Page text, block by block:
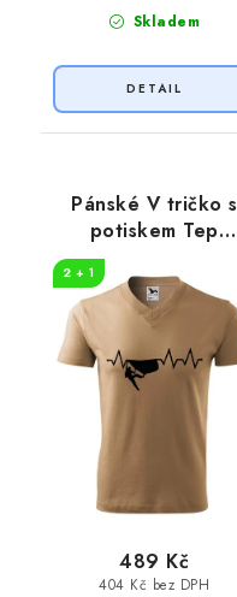
Skladem
Pánské V tričko s
potiskem Tep
2 + 1
404 Kč bez DPH
489 Kč